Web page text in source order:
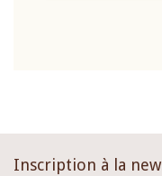
Inscription à la